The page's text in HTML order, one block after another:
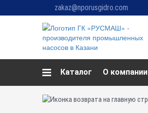
zakaz@nporusgidro.com
Каталог О компании